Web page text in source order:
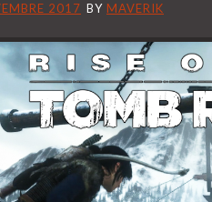
2017 BY MAVERIK